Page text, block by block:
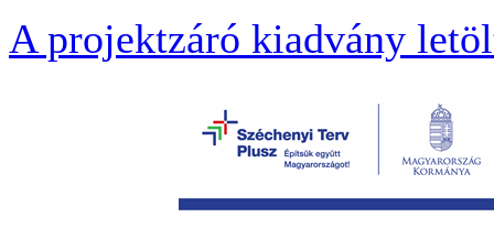
A projektzáró kiadvány